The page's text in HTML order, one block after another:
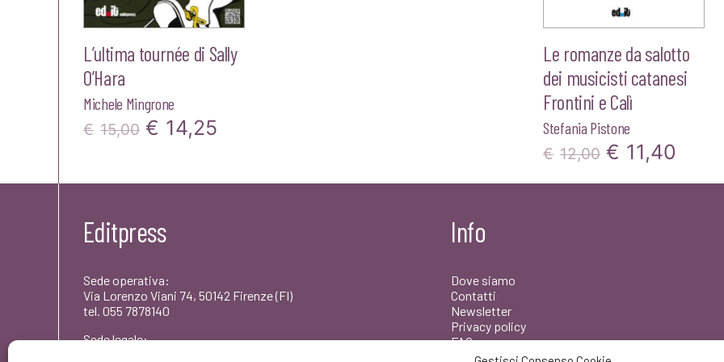
L’ultima tournée di Sally
O’Hara
Michele Mingrone
€ 15,00 Il
originale
€15,00.
€ 14,25
attuale
Le romanze da salotto
dei musicisti catanesi
Frontini e Calì
Stefania Pistone
€ 12,00 Il
prezzo
€ 11,40
Editpress
Sede operativa:
Via Lorenzo Viani 74, 50142 Firenze (FI)
tel. 055 7878140
Sede legale:
Info
Dove siamo
Contatti
Newsletter
Privacy policy
FAQ